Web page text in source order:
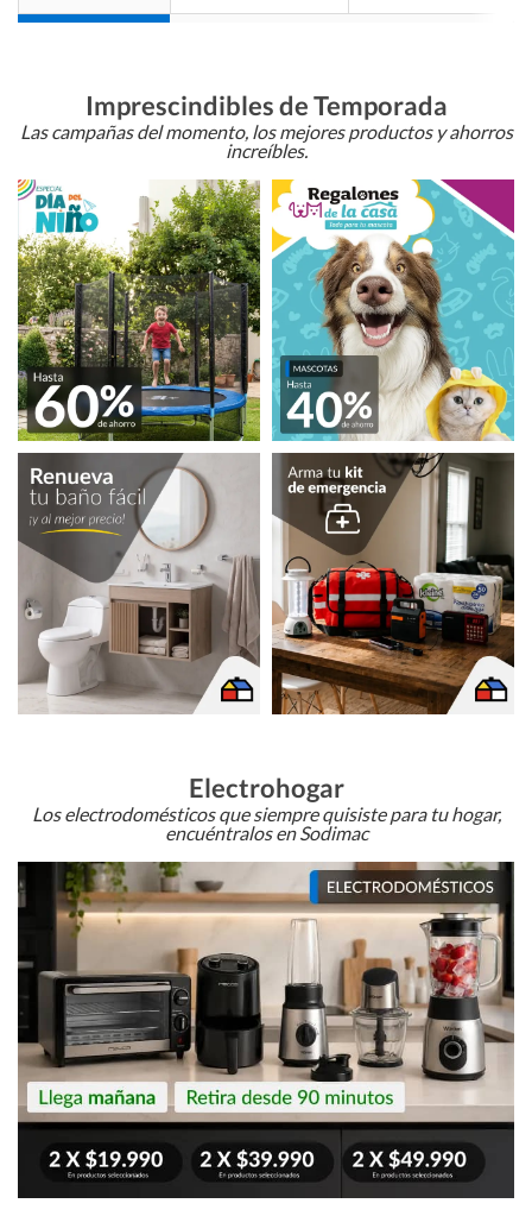
Imprescindibles de Temporada
Las campañas del momento, los mejores productos y ahorros
increíbles.
Electrohogar
Los electrodomésticos que siempre quisiste para tu hogar,
encuéntralos en Sodimac